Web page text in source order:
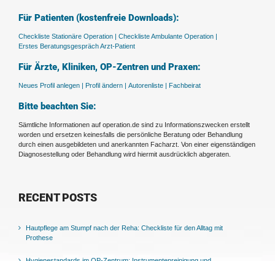
Für Patienten (kostenfreie Downloads):
Checkliste Stationäre Operation | Checkliste Ambulante Operation |
Erstes Beratungsgespräch Arzt-Patient
Für Ärzte, Kliniken, OP-Zentren und Praxen:
Neues Profil anlegen | Profil ändern | Autorenliste | Fachbeirat
Bitte beachten Sie:
Sämtliche Informationen auf operation.de sind zu Informationszwecken erstellt
worden und ersetzen keinesfalls die persönliche Beratung oder Behandlung
durch einen ausgebildeten und anerkannten Facharzt. Von einer eigenständigen
Diagnosestellung oder Behandlung wird hiermit ausdrücklich abgeraten.
RECENT POSTS
Hautpflege am Stumpf nach der Reha: Checkliste für den Alltag mit
Prothese